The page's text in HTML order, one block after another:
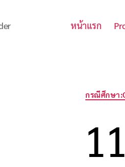
หน้าแรก
กรณีศึกษา